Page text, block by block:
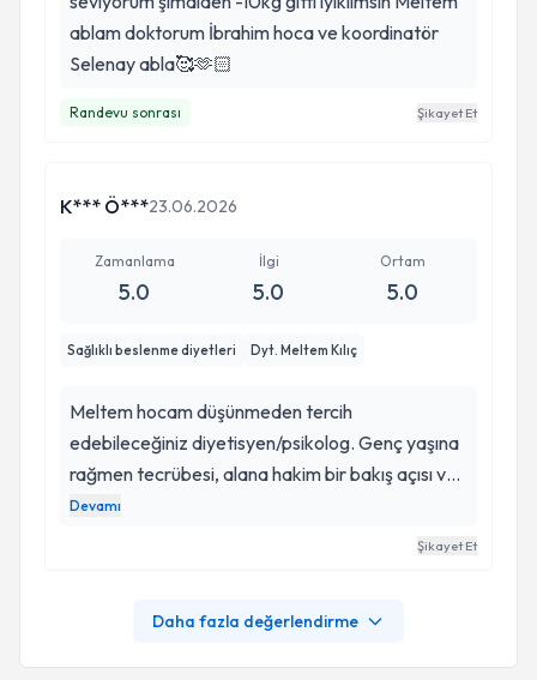
ablam doktorum İbrahim hoca ve koordinatör
Selenay abla🥰🫶🏻
Randevu sonrası Şikayet Et
K*** Ö***23.06.2026
Zamanlama
5.0
İlgi
5.0
Ortam
5.0
Sağlıklı beslenme diyetleri Dyt. Meltem Kılıç
Meltem hocam düşünmeden tercih
edebileceğiniz diyetisyen/psikolog. Genç yaşına
rağmen tecrübesi, alana hakim bir bakış açısı ve
diyetisyenlik desteğini psikoloji uzmanlığı ile
Devamı
Şikayet Et
Daha fazla değerlendirme